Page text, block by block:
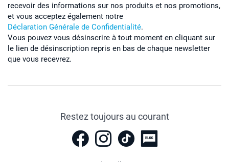
recevoir des informations sur nos produits et nos promotions,
et vous acceptez également notre
Déclaration Générale de Confidentialité.
Vous pouvez vous désinscrire à tout moment en cliquant sur
le lien de désinscription repris en bas de chaque newsletter
que vous recevrez.
Restez toujours au courant